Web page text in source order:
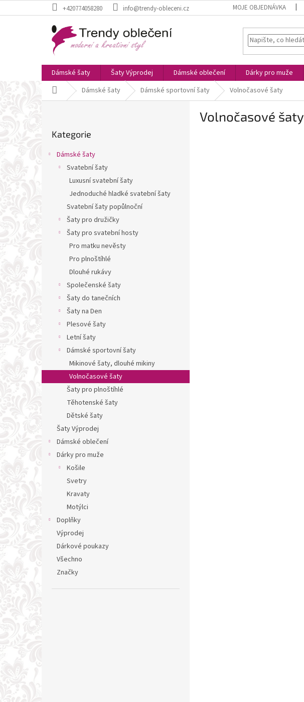
na
+420774058280 info@trendy-obleceni.cz MOJE OBJEDNÁVKA
Dámské šaty Šaty Výprodej Dámské oblečení Dárky pro muže
Domů Dámské šaty Dámské sportovní šaty Volnočasové šaty
kategorie
Kategorie
Dámské šaty
Svatební šaty
Luxusní svatební šaty
Jednoduché hladké svatební šaty
Svatební šaty popůlnoční
Šaty pro družičky
Šaty pro svatební hosty
Pro matku nevěsty
Pro plnoštíhlé
Dlouhé rukávy
Společenské šaty
Šaty do tanečních
Šaty na Den
Plesové šaty
Letní šaty
Dámské sportovní šaty
Mikinové šaty, dlouhé mikiny
Volnočasové šaty
Šaty pro plnoštíhlé
Těhotenské šaty
Dětské šaty
Šaty Výprodej
Dámské oblečení
Dárky pro muže
Košile
Svetry
Kravaty
Motýlci
Doplňky
Výprodej
Dárkové poukazy
Všechno
Značky
Volnočasové šaty